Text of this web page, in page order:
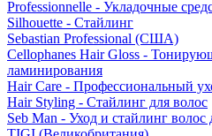
Professionnelle - Укладочные
Silhouette - Стайлинг
Sebastian Professional (США)
Cellophanes Hair Gloss -
ламинирования
Hair Care - Профессиональный
Hair Styling - Стайлинг для волос
Seb Man - Уход и стайлинг